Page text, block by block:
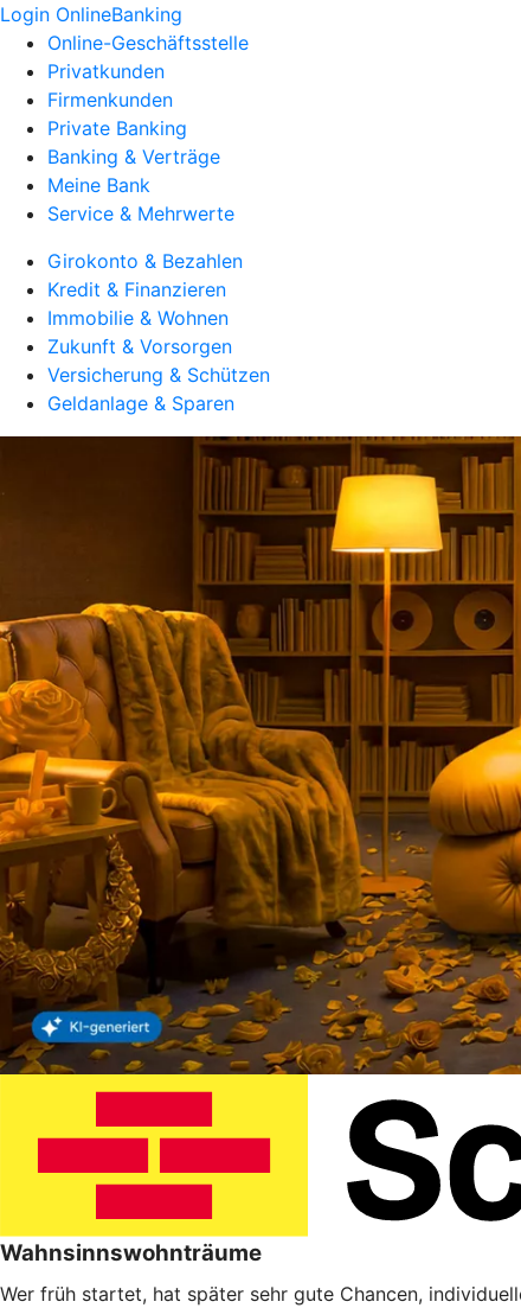
Login OnlineBanking
Online-Geschäftsstelle
Privatkunden
Firmenkunden
Private Banking
Banking & Verträge
Meine Bank
Service & Mehrwerte
Girokonto & Bezahlen
Kredit & Finanzieren
Immobilie & Wohnen
Zukunft & Vorsorgen
Versicherung & Schützen
Geldanlage & Sparen
Wahnsinnswohnträume
Wer früh startet, hat später sehr gute Chancen,